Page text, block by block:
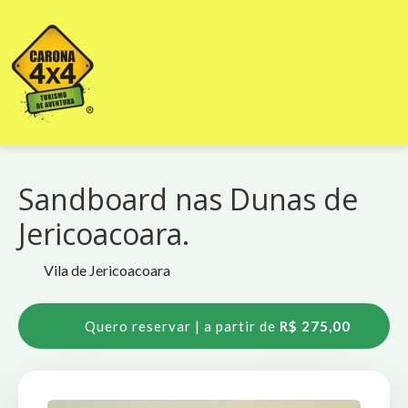
Sandboard nas Dunas de
Jericoacoara.
Vila de Jericoacoara
Quero reservar | a partir de R$ 275,00